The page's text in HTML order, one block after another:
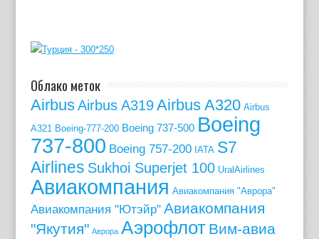
Облако меток
Airbus Airbus A319 Airbus A320 Airbus
A321 Boeing-777-200 Boeing 737-500 Boeing
737-800 Boeing 757-200 IATA S7
Airlines Sukhoi Superjet 100 UralAirlines
Авиакомпания Авиакомпания "Аврора"
Авиакомпания "Ютэйр" Авиакомпания
"Якутия" Аврора Аэрофлот Вим-авиа